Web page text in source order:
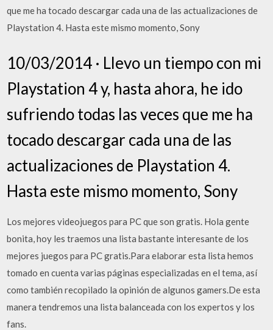
que me ha tocado descargar cada una de las actualizaciones de
Playstation 4. Hasta este mismo momento, Sony
10/03/2014 · Llevo un tiempo con mi
Playstation 4 y, hasta ahora, he ido
sufriendo todas las veces que me ha
tocado descargar cada una de las
actualizaciones de Playstation 4.
Hasta este mismo momento, Sony
Los mejores videojuegos para PC que son gratis. Hola gente
bonita, hoy les traemos una lista bastante interesante de los
mejores juegos para PC gratis.Para elaborar esta lista hemos
tomado en cuenta varias páginas especializadas en el tema, así
como también recopilado la opinión de algunos gamers.De esta
manera tendremos una lista balanceada con los expertos y los
fans.